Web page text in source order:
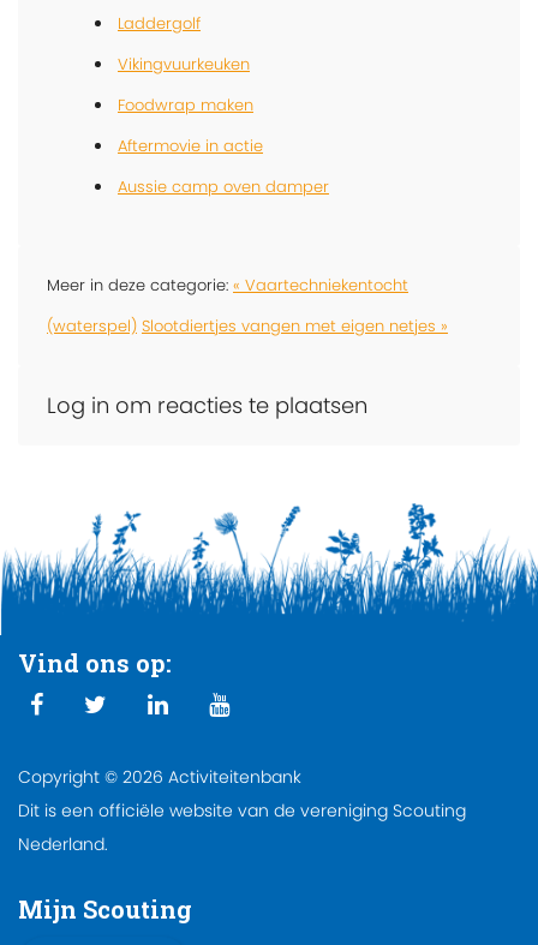
Laddergolf
Vikingvuurkeuken
Foodwrap maken
Aftermovie in actie
Aussie camp oven damper
Meer in deze categorie: « Vaartechniekentocht
(waterspel) Slootdiertjes vangen met eigen netjes »
Log in om reacties te plaatsen
Vind ons op:
Copyright © 2026 Activiteitenbank
Dit is een officiële website van de vereniging Scouting
Nederland.
Mijn Scouting